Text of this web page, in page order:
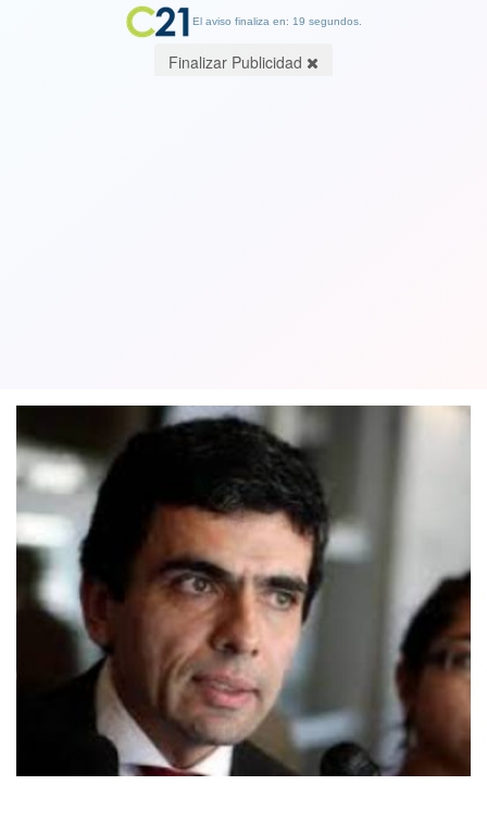
El aviso finaliza en: 19 segundos.
Finalizar Publicidad